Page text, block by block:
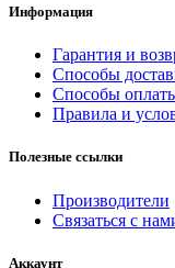
Информация
Гарантия и
Способы
Способы
Правила и
Полезные ссылки
Производители
Связаться с
Аккаунт